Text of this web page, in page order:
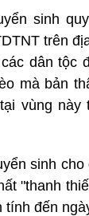
sinh
trên
dân tộc
mà bản
vùng này
sinh
"thanh
đến